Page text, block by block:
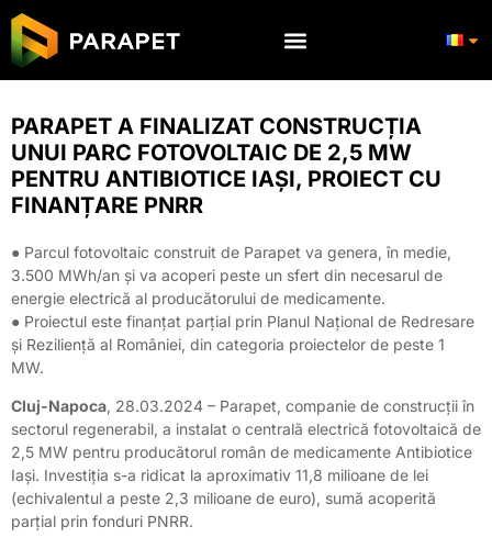
PARAPET A FINALIZAT CONSTRUCȚIA
UNUI PARC FOTOVOLTAIC DE 2,5 MW
PENTRU ANTIBIOTICE IAȘI, PROIECT CU
FINANȚARE PNRR
● Parcul fotovoltaic construit de Parapet va genera, în medie,
3.500 MWh/an și va acoperi peste un sfert din necesarul de
energie electrică al producătorului de medicamente.
● Proiectul este finanțat parțial prin Planul Național de Redresare
și Reziliență al României, din categoria proiectelor de peste 1
MW.
Cluj-Napoca, 28.03.2024 – Parapet, companie de construcții în
sectorul regenerabil, a instalat o centrală electrică fotovoltaică de
2,5 MW pentru producătorul român de medicamente Antibiotice
Iași. Investiția s-a ridicat la aproximativ 11,8 milioane de lei
(echivalentul a peste 2,3 milioane de euro), sumă acoperită
parțial prin fonduri PNRR.